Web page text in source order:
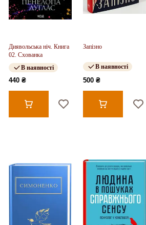
Диявольська ніч. Книга
02. Схованка
В наявності
440 ₴
Запізно
В наявності
500 ₴